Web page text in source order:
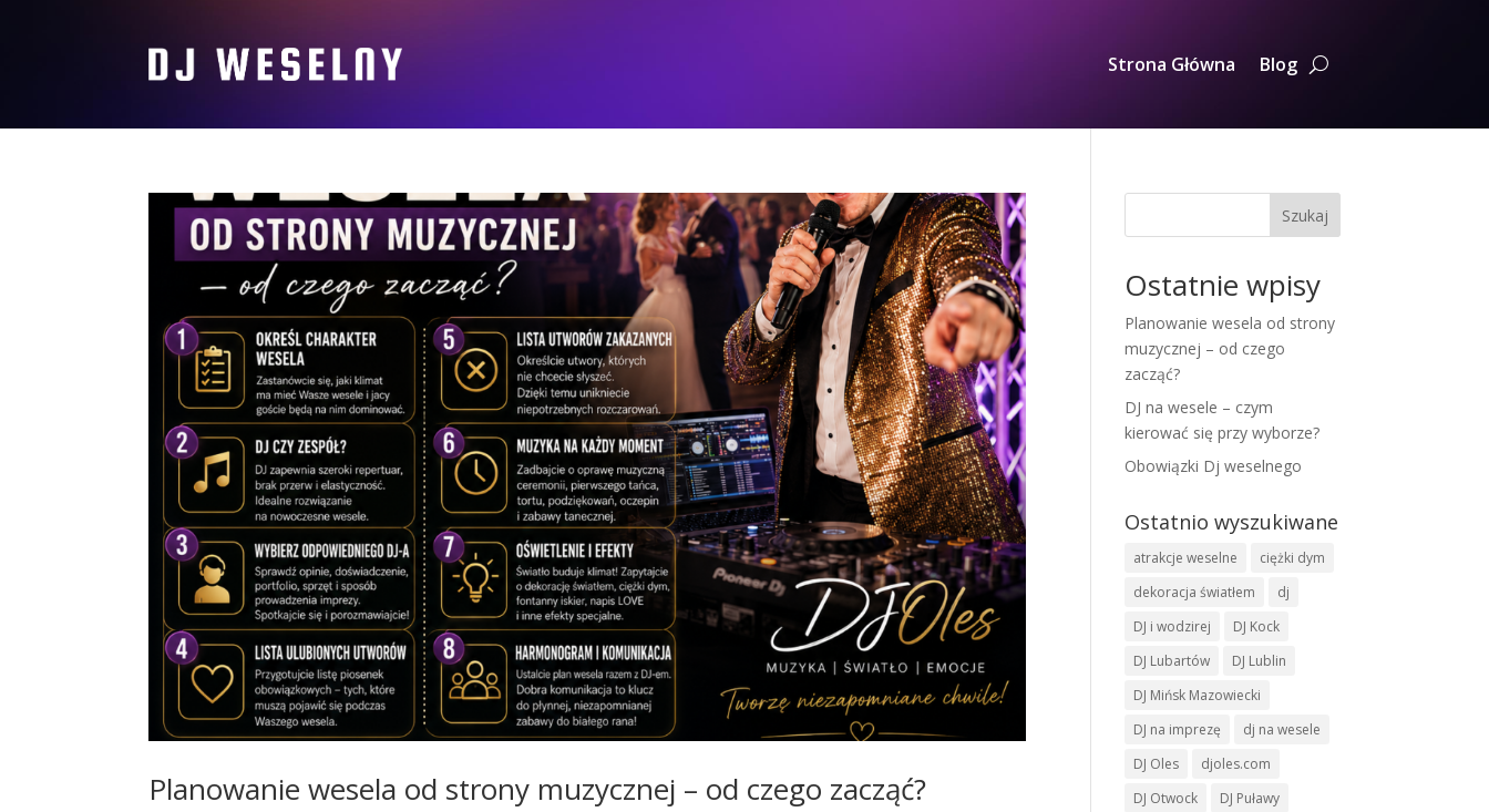
Strona Główna Blog
Planowanie wesela od strony muzycznej – od czego zacząć?
Szukaj
Ostatnie wpisy
Planowanie wesela od strony
muzycznej – od czego
zacząć?
DJ na wesele – czym
kierować się przy wyborze?
Obowiązki Dj weselnego
Ostatnio wyszukiwane
atrakcje weselne
ciężki dym
dekoracja światłem
dj
DJ i wodzirej
DJ Kock
DJ Lubartów
DJ Lublin
DJ Mińsk Mazowiecki
DJ na imprezę
dj na wesele
DJ Oles
djoles.com
DJ Otwock
DJ Puławy